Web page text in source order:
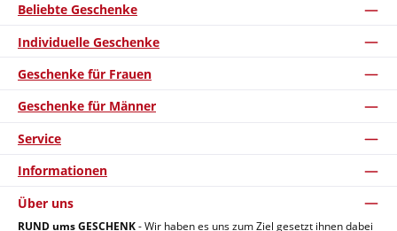
Beliebte Geschenke
Individuelle Geschenke
Geschenke für Frauen
Geschenke für Männer
Service
Informationen
Über uns
RUND ums GESCHENK- Wir haben es uns zum Ziel gesetzt ihnen dabei